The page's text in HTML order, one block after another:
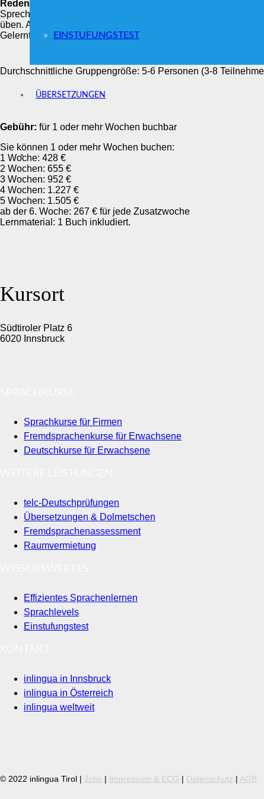
EINSTUFUNGSTEST
ÜBERSETZUNGEN
Reden und Kommunikation stehen im Vordergund
:
Sprechen)
durchs Sprechen. Die
üben. Am Diagramm erkennen Sie die aktive Sprechzeit bei
Gelernte ist sofort im realen Leben einsetzbar.
Durchschnittliche Gruppengröße: 5-6 Personen (3-8
Gebühr: für 1 oder mehr Wochen buchbar
Sie können 1 oder mehr Wochen buchen:
1 Woche: 428 €
2 Wochen: 655 €
3 Wochen: 952 €
4 Wochen: 1.227 €
5 Wochen: 1.505 €
ab der 6. Woche: 267 € für jede Zusatzwoche
Lernmaterial: 1 Buch inkludiert.
Kursort
Südtiroler Platz 6
6020 Innsbruck
Sprachkurse für Firmen
Fremdsprachenkurse für Erwachsene
Deutschkurse für Erwachsene
telc-Deutschprüfungen
Übersetzungen & Dolmetschen
Fremdsprachenassessment
Raumvermietung
Effizientes Sprachenlernen
Sprachlevels
Einstufungstest
inlingua in Innsbruck
inlingua in Österreich
inlingua weltweit
© 2022 inlingua Tirol | Jobs | Impressum & ECG | Datenschutz | AGB